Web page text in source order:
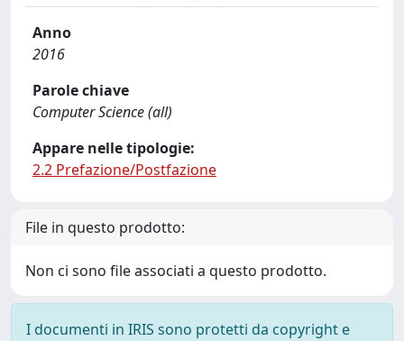
Anno
2016
Parole chiave
Computer Science (all)
Appare nelle tipologie:
2.2 Prefazione/Postfazione
File in questo prodotto:
Non ci sono file associati a questo prodotto.
I documenti in IRIS sono protetti da copyright e